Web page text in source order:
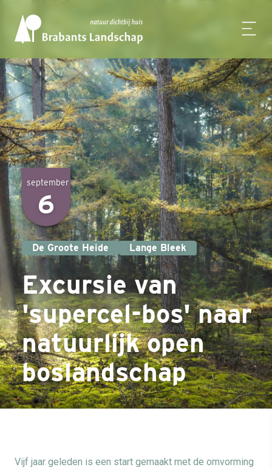
september
6
De Groote Heide Lange Bleek
Excursie van
'supercel-bos' naar
natuurlijk open
boslandschap
Vijf jaar geleden is een start gemaakt met de omvorming